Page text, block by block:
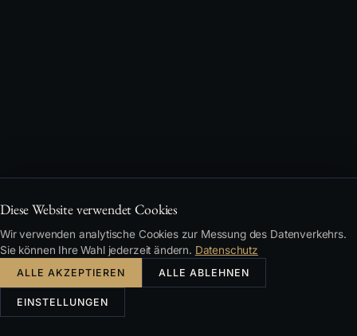
Diese Website verwendet Cookies
Wir verwenden analytische Cookies zur Messung des Datenverkehrs.
Sie können Ihre Wahl jederzeit ändern. Datenschutz
ALLE AKZEPTIEREN ALLE ABLEHNEN
EINSTELLUNGEN